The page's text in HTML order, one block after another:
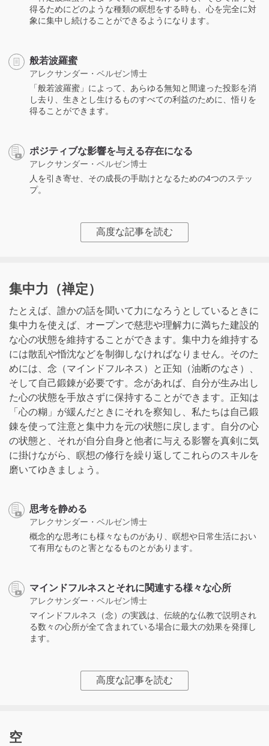
得るためにどのような種類の瞑想をする時も、心を完全に対
象に集中し続けることができるようになります。
般若波羅蜜
アレクサンダー・ベルゼン博士
「般若波羅蜜」によって、あらゆる無知と間違った投影を消
し去り、生きとし生けるものすべての利益のために、悟りを
得ることができます。
ポジティブな影響を与える存在になる
アレクサンダー・ベルゼン博士
人を引き寄せ、その成長の手助けとなるための4つのステッ
プ。
高度な記事を読む
集中力（禅定）
たとえば、誰かの話を聞いて力になろうとしているときに
集中力を使えば、オープンで慈悲や理解力に満ちた建設的
な心の状態を維持することができます。集中力を維持する
には散乱や惛沈などを制御しなければなりません。そのた
めには、念（マインドフルネス）と正知（油断のなさ）、
そして自己鍛錬が必要です。念があれば、自分が生み出し
た心の状態を手放さずに保持することができます。正知は
「心の糊」が緩んだときにそれを察知し、私たちは自己鍛
錬を使って注意と集中力を元の状態に戻します。自分の心
の状態と、それが自分自身と他者に与える影響を真剣に気
に掛けながら、瞑想の修行を繰り返してこれらのスキルを
磨いてゆきましょう。
思考を静める
アレクサンダー・ベルゼン博士
概念的な思考にも様々なものがあり、瞑想や日常生活におい
て有用なものと害となるものとがあります。
マインドフルネスとそれに関連する様々な心所
アレクサンダー・ベルゼン博士
マインドフルネス（念）の実践は、伝統的な仏教で説明され
る数々の心所が全て含まれている場合に最大の効果を発揮し
ます。
高度な記事を読む
空